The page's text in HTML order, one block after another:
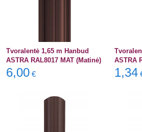
Tvoralentė 1,65 m Hanbud
ASTRA RAL8017 MAT (Matinė)
6,00 €
ASTRA
1,34